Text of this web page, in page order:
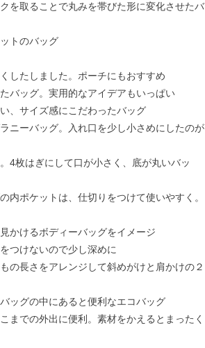
取ることで丸みを帯びた形に変化させたバ
トのバッグ
したしました。ポーチにもおすすめ
バッグ。実用的なアイデアもいっぱい
、サイズ感にこだわったバッグ
ーバッグ。入れ口を少し小さめにしたのが
枚はぎにして口が小さく、底が丸いバッ
ポケットは、仕切りをつけて使いやすく。
かけるボディーバッグをイメージ
つけないので少し深めに
長さをアレンジして斜めがけと肩かけの２
ッグの中にあると便利なエコバッグ
での外出に便利。素材をかえるとまったく